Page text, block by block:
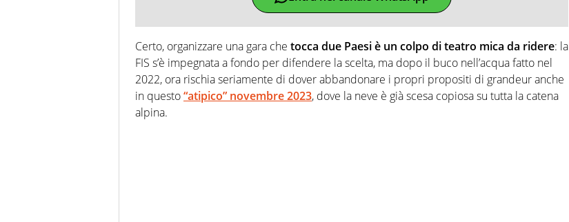
Certo, organizzare una gara che tocca due Paesi è un colpo di teatro mica da ridere: la
FIS s’è impegnata a fondo per difendere la scelta, ma dopo il buco nell’acqua fatto nel
2022, ora rischia seriamente di dover abbandonare i propri propositi di grandeur anche
in questo“atipico” novembre 2023, dove la neve è già scesa copiosa su tutta la catena
alpina.